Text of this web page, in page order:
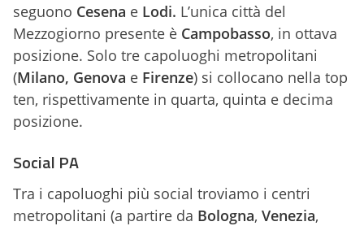
seguono Cesena e Lodi. L’unica città del
Mezzogiorno presente è Campobasso, in ottava
posizione. Solo tre capoluoghi metropolitani
(Milano, Genova e Firenze) si collocano nella top
ten, rispettivamente in quarta, quinta e decima
posizione.
Social PA
Tra i capoluoghi più social troviamo i centri
metropolitani (a partire da Bologna, Venezia,